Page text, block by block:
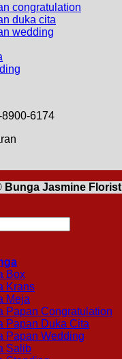
congratulation
duka cita
wedding
6174
Bunga Jasmine Florist
Box
Krans
Meja
Papan Congratulation
Papan Duka Cita
Papan Wedding
Salib